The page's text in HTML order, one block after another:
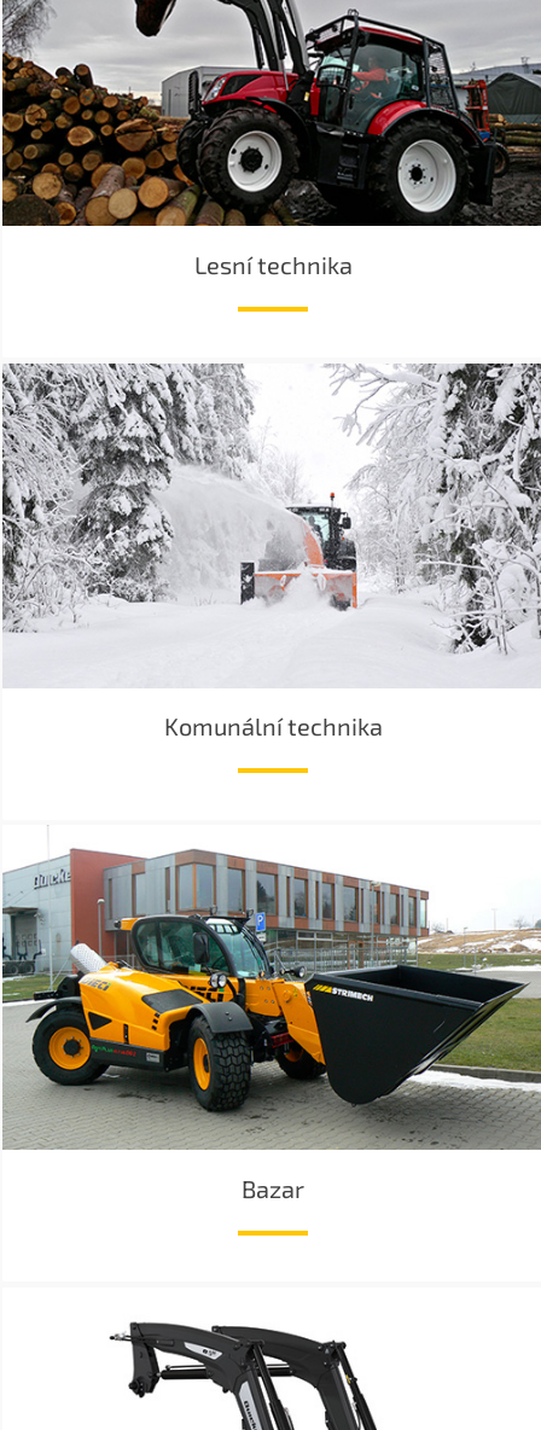
Lesní technika
Komunální technika
Bazar